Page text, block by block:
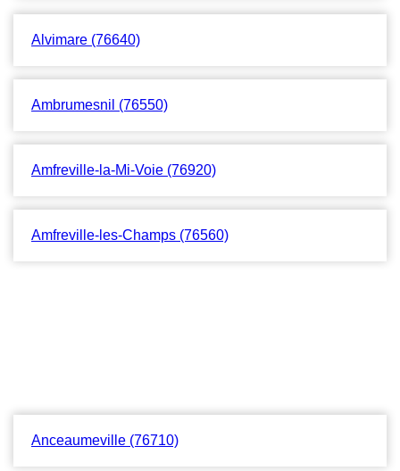
Alvimare (76640)
Ambrumesnil (76550)
Amfreville-la-Mi-Voie (76920)
Amfreville-les-Champs (76560)
Anceaumeville (76710)